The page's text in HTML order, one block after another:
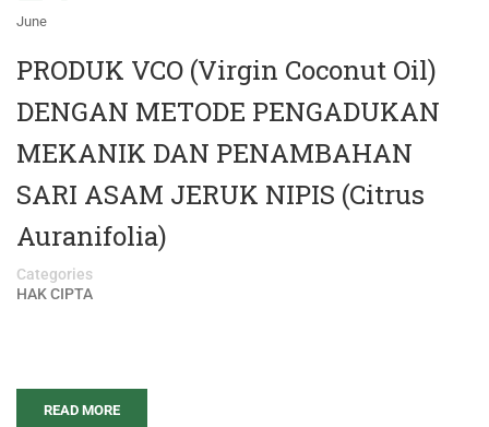
June
PRODUK VCO (Virgin Coconut Oil)
DENGAN METODE PENGADUKAN
MEKANIK DAN PENAMBAHAN
SARI ASAM JERUK NIPIS (Citrus
Auranifolia)
Categories
HAK CIPTA
READ MORE